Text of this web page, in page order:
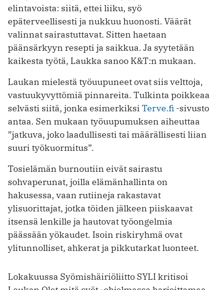
elintavoista: siitä, ettei liiku, syö
epäterveellisesti ja nukkuu huonosti. Väärät
valinnat sairastuttavat. Sitten haetaan
päänsärkyyn resepti ja saikkua. Ja syytetään
kaikesta työtä, Laukka sanoo K&T:n mukaan.
Laukan mielestä työuupuneet ovat siis velttoja,
vastuukyvyttömiä pinnareita. Tulkinta poikkeaa
selvästi siitä, jonka esimerkiksi Terve.fi -sivusto
antaa. Sen mukaan työuupumuksen aiheuttaa
”jatkuva, joko laadullisesti tai määrällisesti liian
suuri työkuormitus”.
Tosielämän burnoutiin eivät sairastu
sohvaperunat, joilla elämänhallinta on
hakusessa, vaan rutiineja rakastavat
ylisuorittajat, jotka töiden jälkeen piiskaavat
itsensä lenkille ja hautovat työongelmia
päässään yökaudet. Isoin riskiryhmä ovat
ylitunnolliset, ahkerat ja pikkutarkat luonteet.
Lokakuussa Syömishäiriöliitto SYLI kritisoi